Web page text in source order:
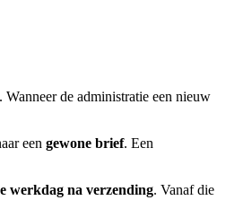
. Wanneer de administratie een nieuw
een gewone brief. Een
werkdag na verzending. Vanaf die